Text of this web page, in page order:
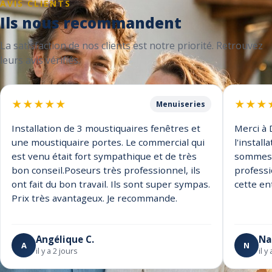
AVIS CLIENTS
Ils nous recommandent
La satisfaction de nos clients est notre priorité. Retrouvez
leurs avis vérifiés.
★★★★★ Menuiseries
Installation de 3 moustiquaires fenêtres et
une moustiquaire portes. Le commercial qui
est venu était fort sympathique et de très
bon conseil.Poseurs très professionnel, ils
ont fait du bon travail. Ils sont super sympas.
Prix très avantageux. Je recommande.
A Angélique C.
il y a 2 jours
★★★
Merci à
cette
N
il y